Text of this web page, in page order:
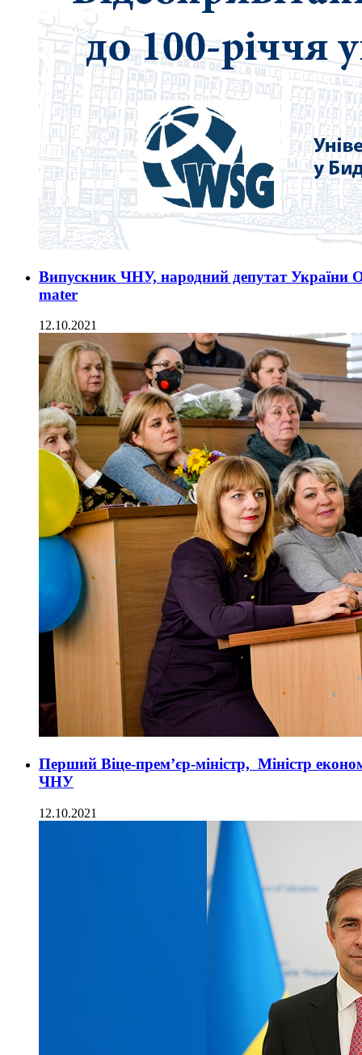
Випускник ЧНУ, народний депутат України
mater
12.10.2021
Перший Віце-прем’єр-міністр, Міністр
ЧНУ
12.10.2021